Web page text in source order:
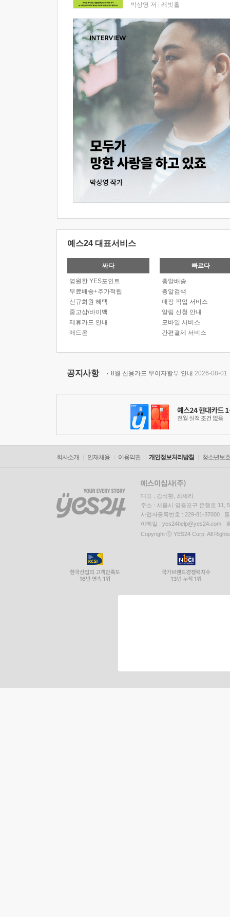
박상영 저 래빗홀
예스24 대표서비스
싸다
영원한 YES포인트
무료배송+추가적립
신규회원 혜택
중고샵/바이백
제휴카드 안내
애드온
빠르다
총알배송
총알검색
매장 픽업 서비스
알림 신청 안내
모바일 서비스
간편결제 서비스
공지사항 8월 신용카드 무이자할부 안내 2026-08-01
회사소개 인재채용 이용약관 개인정보처리방침 청소년보
대표 : 김석환, 최세라
주소 : 서울시 영등포구 은행로 11,
사업자등록번호 : 229-81-37000
이메일 : yes24help@yes24.com
Copyright ⓒ YES24 Corp. All